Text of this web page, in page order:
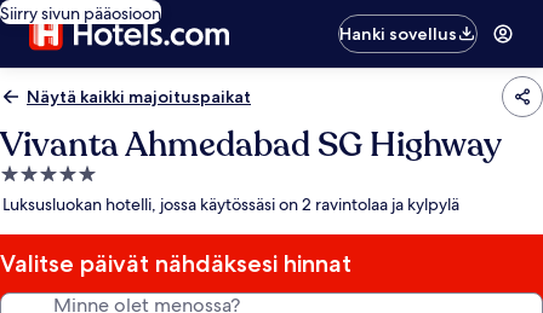
Siirry sivun pääosioon
Hanki sovellus
Näytä kaikki majoituspaikat
Vivanta Ahmedabad SG Highway
5.0
tähden
Luksusluokan hotelli, jossa käytössäsi on 2 ravintolaa ja kylpylä
Valitse päivät nähdäksesi hinnat
Minne olet menossa?